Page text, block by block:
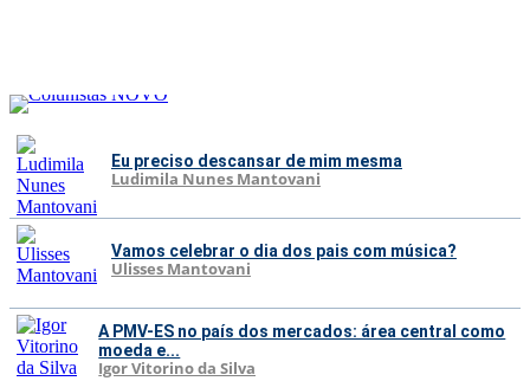
Eu preciso descansar de mim mesma
Ludimila Nunes Mantovani
Vamos celebrar o dia dos pais com música?
Ulisses Mantovani
A PMV-ES no país dos mercados: área central como
moeda e...
Igor Vitorino da Silva